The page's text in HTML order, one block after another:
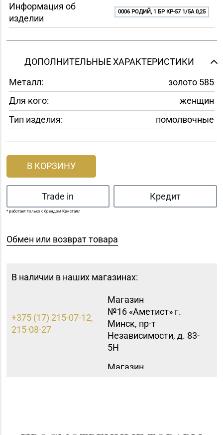
Информация об
изделии
0006 РОДИЙ, 1 БР КР-57 1/5A 0,25
ДОПОЛНИТЕЛЬНЫЕ ХАРАКТЕРИСТИКИ
Металл:
золото 585
Для кого:
женщин
Тип изделия:
помолвочные
В КОРЗИНУ
Trade in Кредит
* работает только с брендом Кристалл
Обмен или возврат товара
В наличии в наших магазинах:
+375 (17) 215-07-12,
215-08-27
Магазин
№16 «Аметист» г.
Минск, пр-т
Независимости, д. 83-
5Н
Магазин